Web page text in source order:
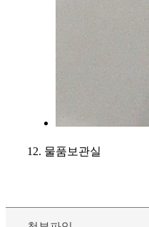
12. 물품보관실